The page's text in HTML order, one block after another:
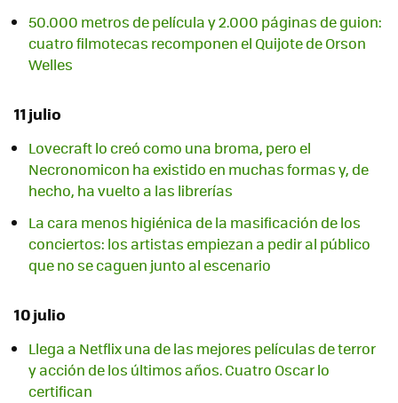
50.000 metros de película y 2.000 páginas de guion:
cuatro filmotecas recomponen el Quijote de Orson
Welles
11 julio
Lovecraft lo creó como una broma, pero el
Necronomicon ha existido en muchas formas y, de
hecho, ha vuelto a las librerías
La cara menos higiénica de la masificación de los
conciertos: los artistas empiezan a pedir al público
que no se caguen junto al escenario
10 julio
Llega a Netflix una de las mejores películas de terror
y acción de los últimos años. Cuatro Oscar lo
certifican